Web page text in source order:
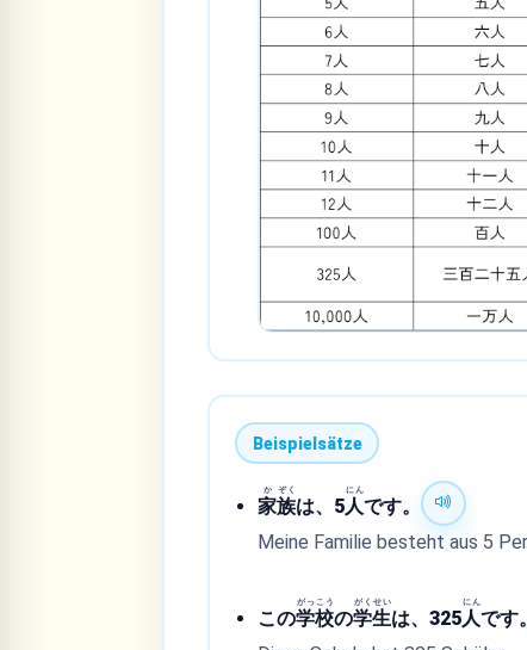
Beispielsätze
家
か
族
ぞく
は、5人
にん
です。
Meine Familie besteht aus 5
この学
がっ
校
こう
の学
がく
生
せい
は、325人
にん
です